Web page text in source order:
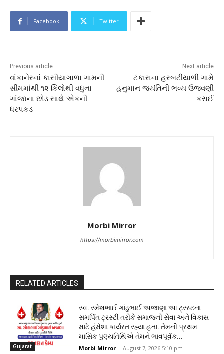
Facebook Twitter
Previous article
વાંકાનેરનાં કાસીયાગાળા ગામની
સીમમાંથી ૧૨ કિલોથી વધુના
ગાંજાના છોડ સાથે એકની
ધરપકડ
Next article
ટંકારાના હરબટીયાળી ગામે
હનુમાન જયંતિની ભવ્ય ઉજવણી
કરાઈ
Morbi Mirror
https://morbimirror.com
RELATED ARTICLES
Gujarat
સ્વ. રમેશભાઈ ગાંડુભાઈ અજાણા આ ટ્રસ્ટના
સમર્પિત ટ્રસ્ટી તરીકે સમાજની સેવા અને વિકાસ
માટે હંમેશા કાર્યરત રહ્યા હતા. તેમની પ્રથમ
માસિક પુણ્યતિથિએ તેમને ભાવપૂર્વક...
Morbi Mirror - August 7, 2026 5:10 pm